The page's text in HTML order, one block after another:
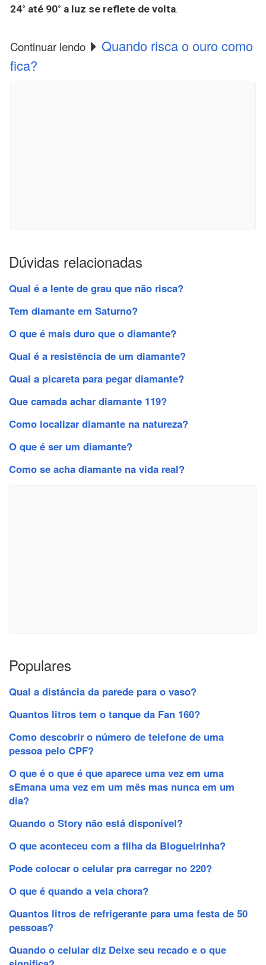
24° até 90° a luz se reflete de volta.
Continuar lendo
Quando risca o ouro como
fica?
Dúvidas relacionadas
Qual é a lente de grau que não risca?
Tem diamante em Saturno?
O que é mais duro que o diamante?
Qual é a resistência de um diamante?
Qual a picareta para pegar diamante?
Que camada achar diamante 119?
Como localizar diamante na natureza?
O que é ser um diamante?
Como se acha diamante na vida real?
Populares
Qual a distância da parede para o vaso?
Quantos litros tem o tanque da Fan 160?
Como descobrir o número de telefone de uma
pessoa pelo CPF?
O que é o que é que aparece uma vez em uma
sEmana uma vez em um mês mas nunca em um
dia?
Quando o Story não está disponível?
O que aconteceu com a filha da Blogueirinha?
Pode colocar o celular pra carregar no 220?
O que é quando a vela chora?
Quantos litros de refrigerante para uma festa de 50
pessoas?
Quando o celular diz Deixe seu recado e o que